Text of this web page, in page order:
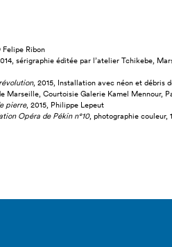
Ribon
sérigraphie éditée par l’atelier Tchikebe,
, 2015, Installation avec néon et débris
Marseille, Courtoisie Galerie Kamel Mennour,
pierre, 2015, Philippe Lepeut
Opéra de Pékin n°10, photographie couleur,